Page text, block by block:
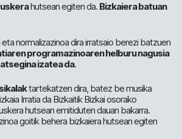
hutsean egiten da. Bizkaiera batuan
normalizazinoa dira irratsaio berezi batzuen
programazinoaren helburu nagusia
izatea da.
tartekatzen dira, batez be musika
Irratia da Bizkaitik Bizkai osorako
hutsean emitiduten dauan bakarra.
goitik behera bizkaiera hutsean egiten